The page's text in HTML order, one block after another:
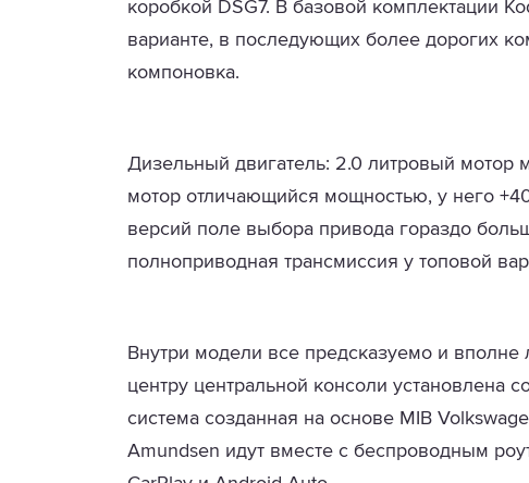
коробкой DSG7. В базовой комплектации
варианте, в последующих более дорогих
компоновка.
Дизельный двигатель: 2.0 литровый мотор
мотор отличающийся мощностью, у него
версий поле выбора привода гораздо
полноприводная трансмиссия у топовой
Внутри модели все предсказуемо и
центру центральной консоли установлена
система созданная на основе MIB
Amundsen идут вместе с беспроводным